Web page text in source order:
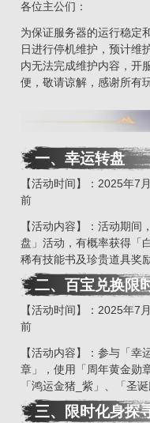
各位主公们：
为保证服务器的运行稳定
日进行停机维护，预计维
内无法完成维护内容，开
便，敬请谅解，感谢所有
一、 幸运转盘
【活动时间】：2025年
前
【活动内容】：活动期
盘」活动，有概率获得「
稀有技能书及珍贵道具奖
二、 百宝兑换限
【活动时间】：2025年
前
【活动内容】：参与「
章」，使用「周年黄金勋
「鸿运金猪_紫」、「圣
三、 限时化身探